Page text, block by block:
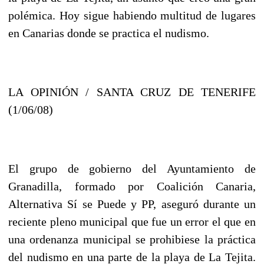
polémica. Hoy sigue habiendo multitud de lugares
en Canarias donde se practica el nudismo.
LA OPINIÓN / SANTA CRUZ DE TENERIFE
(1/06/08)
El grupo de gobierno del Ayuntamiento de
Granadilla, formado por Coalición Canaria,
Alternativa Sí se Puede y PP, aseguró durante un
reciente pleno municipal que fue un error el que en
una ordenanza municipal se prohibiese la práctica
del nudismo en una parte de la playa de La Tejita.